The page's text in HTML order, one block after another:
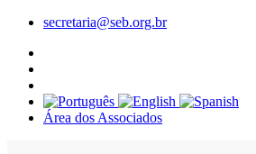
secretaria@seb.org.br
Área dos Associados